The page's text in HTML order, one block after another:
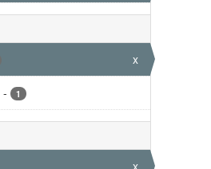
x
- 1
x